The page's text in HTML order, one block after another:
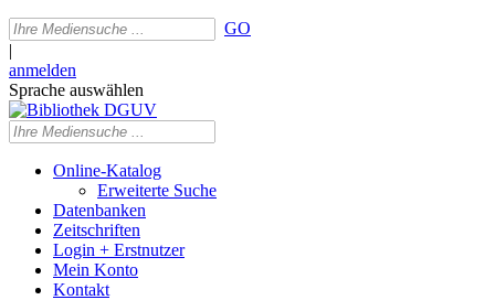
GO
|
anmelden
Sprache auswählen
Online-Katalog
Erweiterte Suche
Datenbanken
Zeitschriften
Login + Erstnutzer
Mein Konto
Kontakt